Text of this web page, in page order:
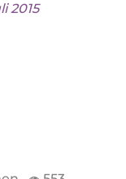
2015